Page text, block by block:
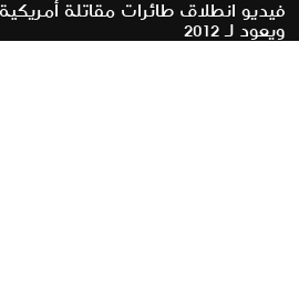
فيديو انطلاق طائرات مقاتلة
ويعود لـ 2012